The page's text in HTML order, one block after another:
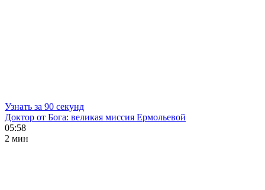
Узнать за 90 секунд
Доктор от Бога: великая миссия Ермольевой
05:58
2 мин